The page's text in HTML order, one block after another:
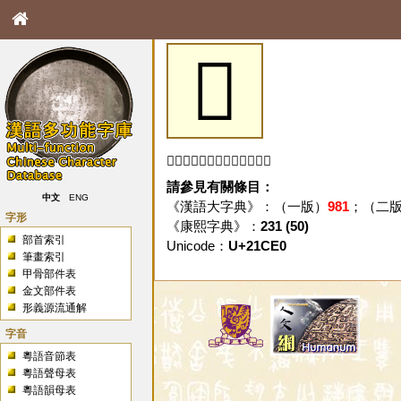
中文 ENG
字形
部首索引
筆畫索引
甲骨部件表
金文部件表
形義源流通解
字音
粵語音節表
粵語聲母表
粵語韻母表
𡳠
「𡳠」字未收錄於本資料庫。
請參見有關條目：
《漢語大字典》：（一版） 981；（二
《康熙字典》： 231 (50)
Unicode： U+21CE0